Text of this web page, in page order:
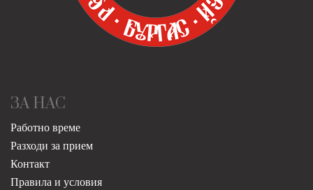
ЗА НАС
Работно време
Разходи за прием
Контакт
Правила и условия